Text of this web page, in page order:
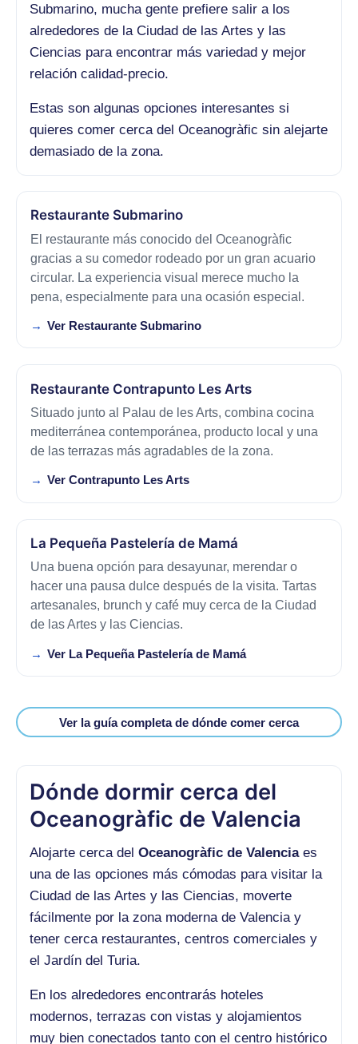
Submarino, mucha gente prefiere salir a los
alrededores de la Ciudad de las Artes y las
Ciencias para encontrar más variedad y mejor
relación calidad-precio.
Estas son algunas opciones interesantes si
quieres comer cerca del Oceanogràfic sin alejarte
demasiado de la zona.
Restaurante Submarino
El restaurante más conocido del Oceanogràfic
gracias a su comedor rodeado por un gran acuario
circular. La experiencia visual merece mucho la
pena, especialmente para una ocasión especial.
Ver Restaurante Submarino
Restaurante Contrapunto Les Arts
Situado junto al Palau de les Arts, combina cocina
mediterránea contemporánea, producto local y una
de las terrazas más agradables de la zona.
Ver Contrapunto Les Arts
La Pequeña Pastelería de Mamá
Una buena opción para desayunar, merendar o
hacer una pausa dulce después de la visita. Tartas
artesanales, brunch y café muy cerca de la Ciudad
de las Artes y las Ciencias.
Ver La Pequeña Pastelería de Mamá
Ver la guía completa de dónde comer cerca
Dónde dormir cerca del
Oceanogràfic de Valencia
Alojarte cerca del Oceanogràfic de Valenciaes
una de las opciones más cómodas para visitar la
Ciudad de las Artes y las Ciencias, moverte
fácilmente por la zona moderna de Valencia y
tener cerca restaurantes, centros comerciales y
el Jardín del Turia.
En los alrededores encontrarás hoteles
modernos, terrazas con vistas y alojamientos
muy bien conectados tanto con el centro histórico